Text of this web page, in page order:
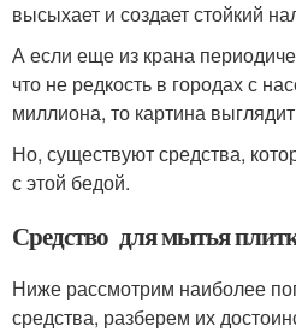
высыхает и создает стойкий
А если еще из крана
что не редкость в городах с
миллиона, то картина
Но, существуют средства,
с этой бедой.
Средство для мытья
Ниже рассмотрим наиболее
средства, разберем их